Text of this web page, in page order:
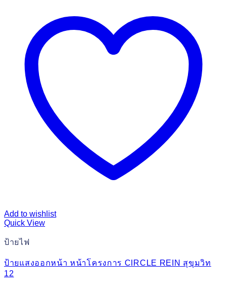
Add to wishlist
Quick View
ป้ายไฟ
ป้ายแสงออกหน้า หน้าโครงการ CIRCLE REIN สุขุมวิท
12